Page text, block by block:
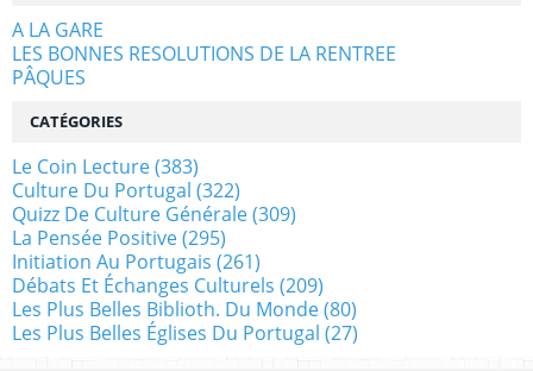
A LA GARE
LES BONNES RESOLUTIONS DE LA RENTREE
PÂQUES
CATÉGORIES
Le Coin Lecture(383)
Culture Du Portugal (322)
Quizz De Culture Générale(309)
La Pensée Positive(295)
Initiation Au Portugais (261)
Débats Et Échanges Culturels (209)
Les Plus Belles Biblioth. Du Monde(80)
Les Plus Belles Églises Du Portugal (27)